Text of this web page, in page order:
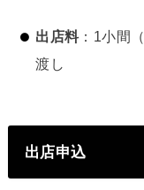
出店料：1小間
渡し
出店申込